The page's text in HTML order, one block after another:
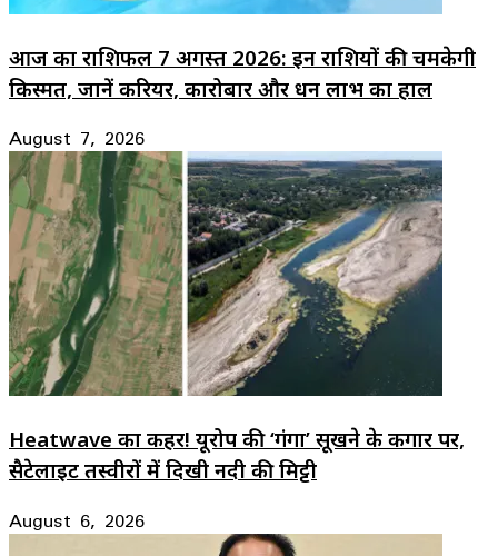
आज का राशिफल 7 अगस्त 2026: इन राशियों की चमकेगी
किस्मत, जानें करियर, कारोबार और धन लाभ का हाल
August 7, 2026
Heatwave का कहर! यूरोप की ‘गंगा’ सूखने के कगार पर,
सैटेलाइट तस्वीरों में दिखी नदी की मिट्टी
August 6, 2026